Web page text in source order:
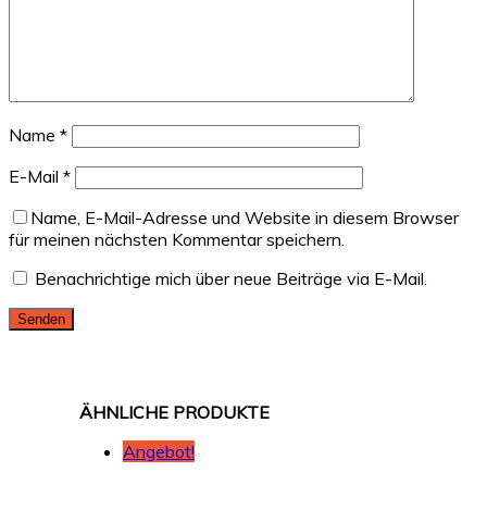
Name *
E-Mail *
Name, E-Mail-Adresse und Website in diesem Browser
für meinen nächsten Kommentar speichern.
Benachrichtige mich über neue Beiträge via E-Mail.
Angebot!